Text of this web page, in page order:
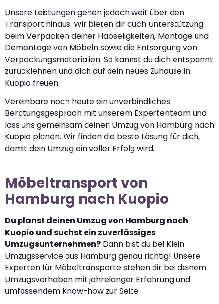
Unsere Leistungen gehen jedoch weit über den
Transport hinaus. Wir bieten dir auch Unterstützung
beim Verpacken deiner Habseligkeiten, Montage und
Demontage von Möbeln sowie die Entsorgung von
Verpackungsmaterialien. So kannst du dich entspannt
zurücklehnen und dich auf dein neues Zuhause in
Kuopio freuen.
Vereinbare noch heute ein unverbindliches
Beratungsgespräch mit unserem Expertenteam und
lass uns gemeinsam deinen Umzug von Hamburg nach
Kuopio planen. Wir finden die beste Lösung für dich,
damit dein Umzug ein voller Erfolg wird.
Möbeltransport von
Hamburg nach Kuopio
Du planst deinen Umzug von Hamburg nach
Kuopio und suchst ein zuverlässiges
Umzugsunternehmen? Dann bist du bei Klein
Umzugsservice aus Hamburg genau richtig! Unsere
Experten für Möbeltransporte stehen dir bei deinem
Umzugsvorhaben mit jahrelanger Erfahrung und
umfassendem Know-how zur Seite.